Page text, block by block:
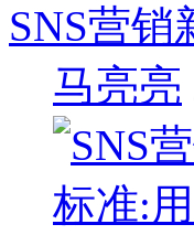
SNS营
马亮亮